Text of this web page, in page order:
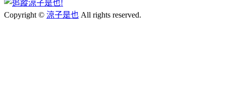
Copyright © 涼子是也 All rights reserved.